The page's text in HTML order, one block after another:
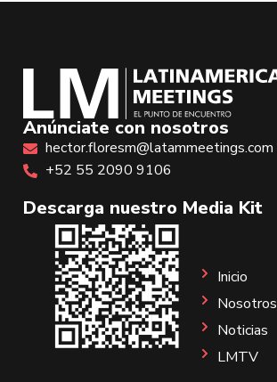
Anúnciate con nosotros
hector.floresm@latammeetings.com
+52 55 2090 9106
Descarga nuestro Media Kit
Inicio
Nosotros
Noticias
LMTV